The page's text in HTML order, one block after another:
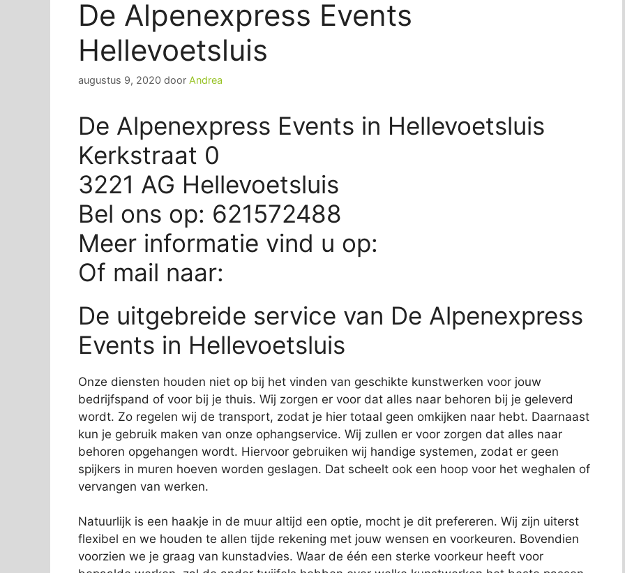
De Alpenexpress Events
Hellevoetsluis
augustus 9, 2020 door Andrea
De Alpenexpress Events in Hellevoetsluis
Kerkstraat 0
3221 AG Hellevoetsluis
Bel ons op: 621572488
Meer informatie vind u op:
Of mail naar:
De uitgebreide service van De Alpenexpress
Events in Hellevoetsluis
Onze diensten houden niet op bij het vinden van geschikte kunstwerken voor jouw
bedrijfspand of voor bij je thuis. Wij zorgen er voor dat alles naar behoren bij je geleverd
wordt. Zo regelen wij de transport, zodat je hier totaal geen omkijken naar hebt. Daarnaast
kun je gebruik maken van onze ophangservice. Wij zullen er voor zorgen dat alles naar
behoren opgehangen wordt. Hiervoor gebruiken wij handige systemen, zodat er geen
spijkers in muren hoeven worden geslagen. Dat scheelt ook een hoop voor het weghalen of
vervangen van werken.
Natuurlijk is een haakje in de muur altijd een optie, mocht je dit prefereren. Wij zijn uiterst
flexibel en we houden te allen tijde rekening met jouw wensen en voorkeuren. Bovendien
voorzien we je graag van kunstadvies. Waar de één een sterke voorkeur heeft voor